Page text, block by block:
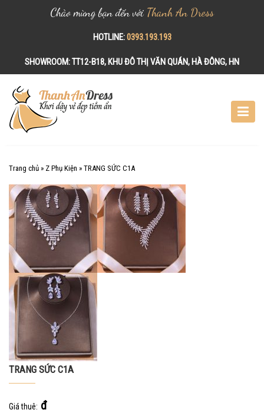
Chào mừng bạn đến với Thanh An Dress
HOTLINE:0393.193.193
SHOWROOM:TT12-B18, KHU ĐÔ THỊ VĂN QUÁN, HÀ ĐÔNG, HN
Trang chủ » Z Phụ Kiện » TRANG SỨC C1A
TRANG SỨC C1A
Giá thuê: đ